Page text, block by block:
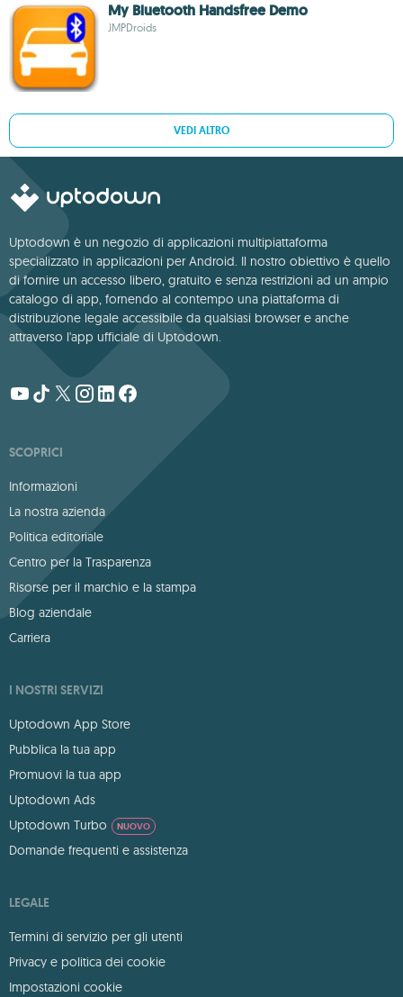
My Bluetooth Handsfree Demo
JMPDroids
VEDI ALTRO
Uptodown è un negozio di applicazioni multipiattaforma
specializzato in applicazioni per Android. Il nostro obiettivo è quello
di fornire un accesso libero, gratuito e senza restrizioni ad un ampio
catalogo di app, fornendo al contempo una piattaforma di
distribuzione legale accessibile da qualsiasi browser e anche
attraverso l'app ufficiale di Uptodown.
SCOPRICI
Informazioni
La nostra azienda
Politica editoriale
Centro per la Trasparenza
Risorse per il marchio e la stampa
Blog aziendale
Carriera
I NOSTRI SERVIZI
Uptodown App Store
Pubblica la tua app
Promuovi la tua app
Uptodown Ads
Uptodown Turbo
NUOVO
Domande frequenti e assistenza
LEGALE
Termini di servizio per gli utenti
Privacy e politica dei cookie
Impostazioni cookie